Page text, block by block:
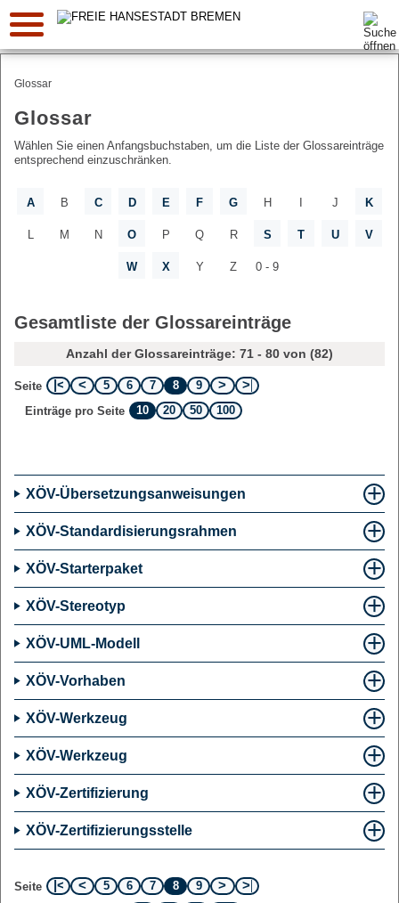
Suche:
Glossar
Glossar
Wählen Sie einen Anfangsbuchstaben, um die Liste der Glossareinträge
entsprechend einzuschränken.
A B C D E F G H J K
L M N O P Q R S T U V
W X Y Z 0 - 9
Gesamtliste der Glossareinträge
Anzahl der Glossareinträge: 71 - 80 von (82)
Seite 5 6 7 8
9
Einträge pro Seite
10 20 50 100
XÖV-Übersetzungsanweisungen
XÖV-Standardisierungsrahmen
XÖV-Starterpaket
XÖV-Stereotyp
XÖV-UML-Modell
XÖV-Vorhaben
XÖV-Werkzeug
XÖV-Werkzeug
XÖV-Zertifizierung
XÖV-Zertifizierungsstelle
Seite 5 6 7 8
9